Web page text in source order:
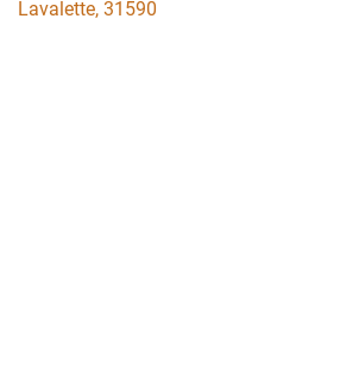
Lavalette, 31590